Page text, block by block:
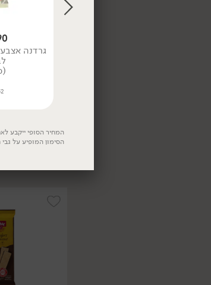
'SCHAR'
81 גרם
גרדנה
המחיר הסופי ייקבע
הסימון המופיע על